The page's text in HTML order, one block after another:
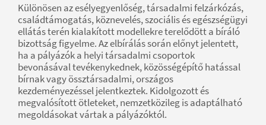
Különösen az esélyegyenlőség, társadalmi felzárkózás,
családtámogatás, köznevelés, szociális és egészségügyi
ellátás terén kialakított modellekre terelődött a bíráló
bizottság figyelme. Az elbírálás során előnyt jelentett,
ha a pályázók a helyi társadalmi csoportok
bevonásával tevékenykednek, közösségépítő hatással
bírnak vagy össztársadalmi, országos
kezdeményezéssel jelentkeztek. Kidolgozott és
megvalósított ötleteket, nemzetközileg is adaptálható
megoldásokat vártak a pályázóktól.